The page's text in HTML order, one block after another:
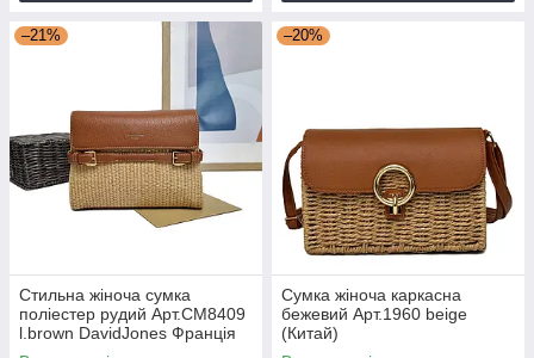
–21%
Стильна жіноча сумка
поліестер рудий Арт.CM8409
l.brown DavidJones Франція
–20%
Сумка жіноча каркасна
бежевий Арт.1960 beige
(Китай)